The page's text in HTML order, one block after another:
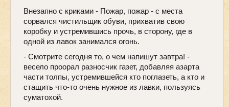
Внезапно с криками - Пожар, пожар - с места
сорвался чистильщик обуви, прихватив свою
коробку и устремившись прочь, в сторону, где в
одной из лавок занимался огонь.
- Смотрите сегодня то, о чем напишут завтра! -
весело проорал разносчик газет, добавляя азарта
части толпы, устремившейся кто поглазеть, а кто и
стащить что-то очень нужное из лавки, пользуясь
суматохой.